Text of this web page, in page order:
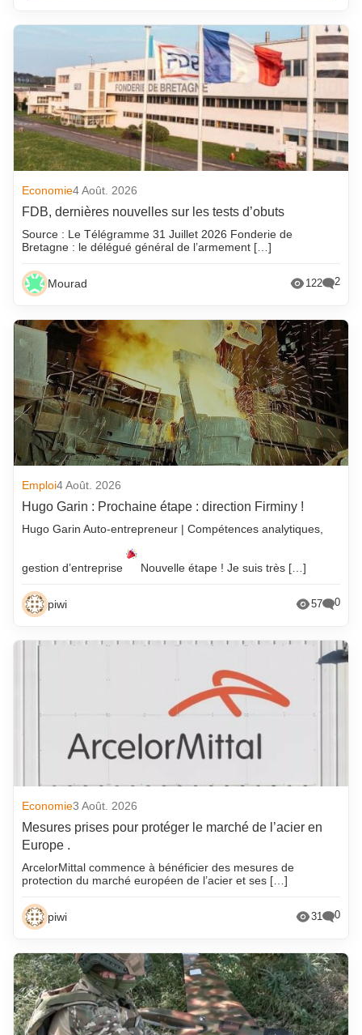
Economie4 Août. 2026
FDB, dernières nouvelles sur les tests d’obuts
Source : Le Télégramme 31 Juillet 2026 Fonderie de
Bretagne : le délégué général de l’armement […]
Mourad 122 2
Emploi4 Août. 2026
Hugo Garin : Prochaine étape : direction Firminy !
Hugo Garin Auto-entrepreneur | Compétences analytiques,
gestion d’entreprise Nouvelle étape ! Je suis très […]
piwi 57 0
Economie3 Août. 2026
Mesures prises pour protéger le marché de l’acier en
Europe .
ArcelorMittal commence à bénéficier des mesures de
protection du marché européen de l’acier et ses […]
piwi 31 0